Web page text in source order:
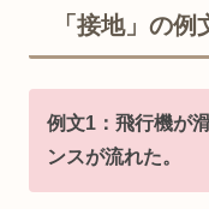
「接地」の例
例文1：飛行機が
ンスが流れた。